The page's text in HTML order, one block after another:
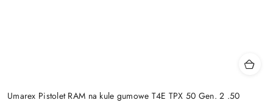
Umarex Pistolet RAM na kule gumowe T4E TPX 50 Gen. 2 .50